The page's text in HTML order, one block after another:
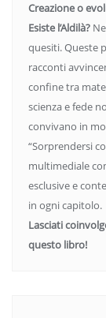
Creazione o
Esiste l’Aldilà?
quesiti. Queste
racconti
confine tra
scienza e fede
convivano in
“Sorprendersi
multimediale
esclusive e
in ogni capitolo.
Lasciati
questo libro!